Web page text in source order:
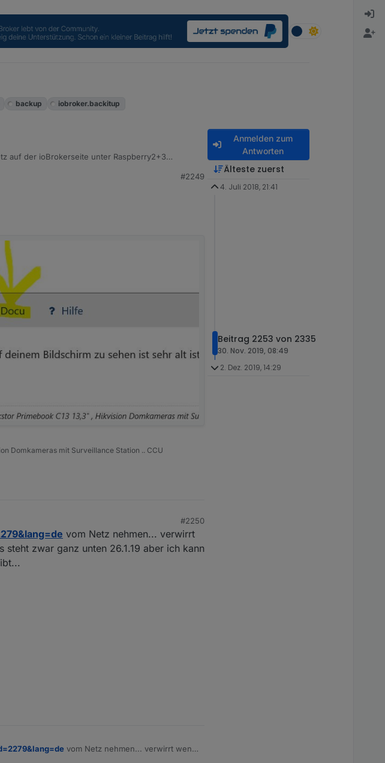
backup
iobroker.backitup
auf der ioBrokerseite unter Raspberry2+3
an, wenn diese Info in diesem Bereich für sein#2249
Domkameras mit Surveillance Station .. CCU
#2250
vom Netz nehmen... verwirrt
zwar ganz unten 26.1.19 aber ich kann
vom Netz nehmen... verwirrt wenn
Anmelden zum
Antworten
Älteste zuerst
4. Juli 2018, 21:41
Beitrag 2253 von 2335
30. Nov. 2019, 08:49
2. Dez. 2019, 14:29